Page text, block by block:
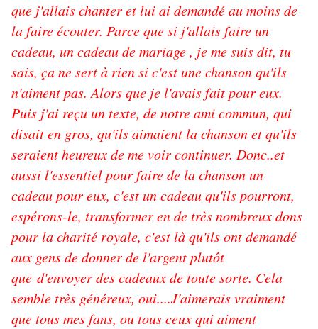
que j'allais chanter et lui ai demandé au moins de
la faire écouter. Parce que si j'allais faire un
cadeau, un cadeau de mariage , je me suis dit, tu
sais, ça ne sert à rien si c'est une chanson qu'ils
n'aiment pas. Alors que je l'avais fait pour eux.
Puis j'ai reçu un texte, de notre ami commun, qui
disait en gros, qu'ils aimaient la chanson et qu'ils
seraient heureux de me voir continuer. Donc..et
aussi l'essentiel pour faire de la chanson un
cadeau pour eux, c'est un cadeau qu'ils pourront,
espérons-le, transformer en de très nombreux dons
pour la charité royale, c'est là qu'ils ont demandé
aux gens de donner de l'argent plutôt
que d'envoyer des cadeaux de toute sorte. Cela
semble très généreux, oui....J'aimerais vraiment
que tous mes fans, ou tous ceux qui aiment